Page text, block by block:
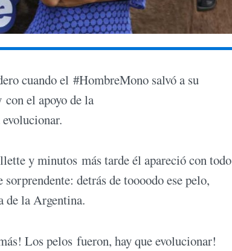
cuando el #HombreMono salvó a su
el apoyo de la
y minutos más tarde él apareció con todo
detrás de toooodo ese pelo,
de la Argentina.
Los pelos fueron, hay que evolucionar!